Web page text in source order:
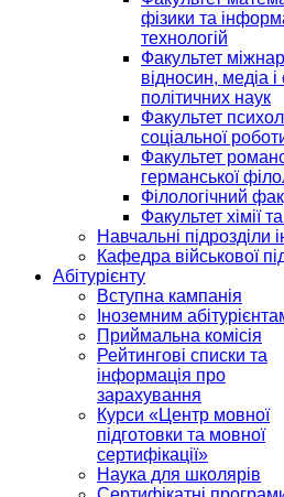
фізики та
технологій
Факультет
відносин, медіа і
політичних наук
Факультет
соціальної
Факультет
германської
Філологічний
Факультет хімії
Навчальні
Кафедра військової
Абітурієнту
Вступна кампанія
Іноземним
Приймальна комісія
Рейтингові списки та
інформація про
зарахування
Курси «Центр мовної
підготовки та мовної
сертифікації»
Наука для школярів